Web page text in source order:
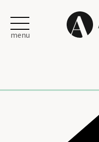
menu